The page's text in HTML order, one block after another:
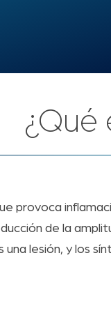
¿Qué
provoca
de la
lesión, y los